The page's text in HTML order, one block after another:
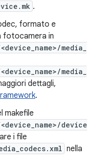
.
formato e
fotocamera in
media_
media_
dettagli,
.
makefile
device
i file
nella